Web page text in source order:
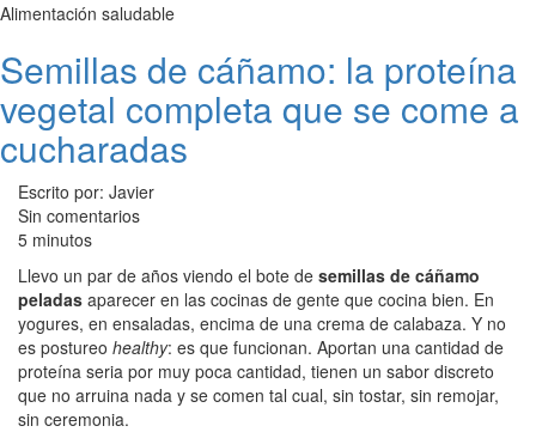
Alimentación saludable
Semillas de cáñamo: la proteína
vegetal completa que se come a
cucharadas
Escrito por: Javier
Sin comentarios
5 minutos
Llevo un par de años viendo el bote de semillas de cáñamo
peladas aparecer en las cocinas de gente que cocina bien. En
yogures, en ensaladas, encima de una crema de calabaza. Y no
es postureo healthy: es que funcionan. Aportan una cantidad de
proteína seria por muy poca cantidad, tienen un sabor discreto
que no arruina nada y se comen tal cual, sin tostar, sin remojar,
sin ceremonia.